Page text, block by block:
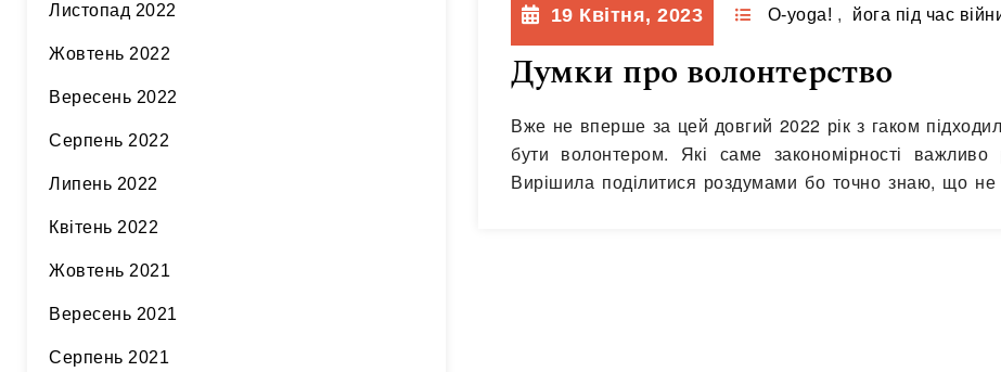
Листопад 2022
Жовтень 2022
Вересень 2022
Серпень 2022
Липень 2022
Квітень 2022
Жовтень 2021
Вересень 2021
Серпень 2021
19 Квітня, 2023 O-yoga! , йога під час
Думки про волонтерство
Вже не вперше за цей довгий 2022 рік з гаком
бути волонтером. Які саме закономірності
Вирішила поділитися роздумами бо точно знаю, що не